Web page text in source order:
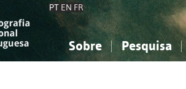
PT EN FR
Sobre Pesquisa